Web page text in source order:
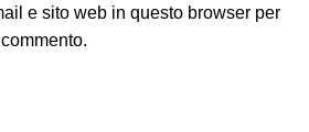
e sito web in questo browser per